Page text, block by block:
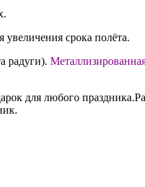
срока полёта.
радуги).
для любого